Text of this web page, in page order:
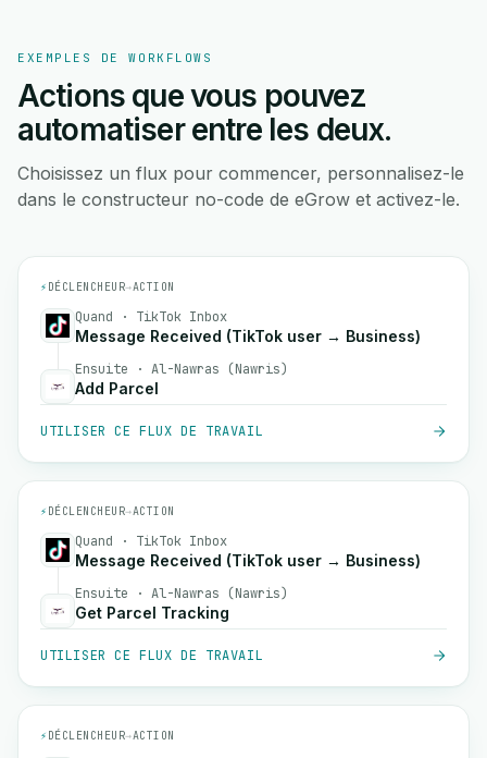
EXEMPLES DE WORKFLOWS
Actions que vous pouvez
automatiser entre les deux.
Choisissez un flux pour commencer, personnalisez-le
dans le constructeur no-code de eGrow et activez-le.
⚡ DÉCLENCHEUR→ACTION
Quand · TikTok Inbox
Message Received (TikTok user → Business)
Ensuite · Al-Nawras (Nawris)
Add Parcel
UTILISER CE FLUX DE TRAVAIL
⚡ DÉCLENCHEUR→ACTION
Quand · TikTok Inbox
Message Received (TikTok user → Business)
Ensuite · Al-Nawras (Nawris)
Get Parcel Tracking
UTILISER CE FLUX DE TRAVAIL
⚡ DÉCLENCHEUR→ACTION